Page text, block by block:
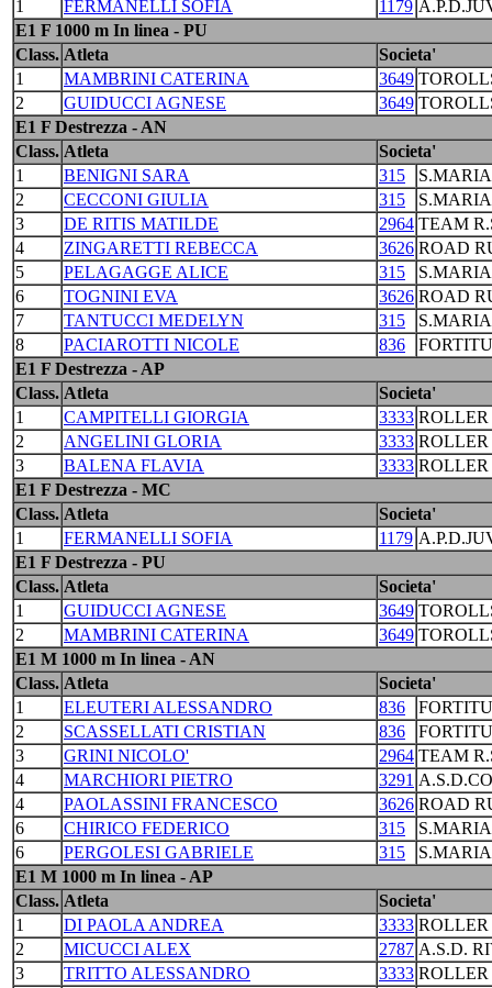
1
FERMANELLI SOFIA 1179
E1 F 1000 m In linea - PU
Class. Atleta
Societa'
1
MAMBRINI CATERINA 3649
2
GUIDUCCI AGNESE 3649
E1 F Destrezza - AN
Class. Atleta
Societa'
1
BENIGNI SARA 315
2
CECCONI GIULIA 315
3
DE RITIS MATILDE 2964 TEAM
4
ZINGARETTI REBECCA 3626 ROAD
5
PELAGAGGE ALICE 315
6
TOGNINI EVA 3626 ROAD
7
TANTUCCI MEDELYN 315
8
PACIAROTTI NICOLE 836
E1 F Destrezza - AP
Class. Atleta
Societa'
1
CAMPITELLI GIORGIA 3333 ROLLER
2
ANGELINI GLORIA 3333 ROLLER
3
BALENA FLAVIA 3333 ROLLER
E1 F Destrezza - MC
Class. Atleta
Societa'
1
FERMANELLI SOFIA 1179
E1 F Destrezza - PU
Class. Atleta
Societa'
1
GUIDUCCI AGNESE 3649
2
MAMBRINI CATERINA 3649
E1 M 1000 m In linea - AN
Class. Atleta
Societa'
1
ELEUTERI ALESSANDRO 836
2
SCASSELLATI CRISTIAN 836
3
GRINI NICOLO' 2964 TEAM
4
MARCHIORI PIETRO 3291
4
PAOLASSINI FRANCESCO 3626 ROAD
6
CHIRICO FEDERICO 315
6
PERGOLESI GABRIELE 315
E1 M 1000 m In linea - AP
Class. Atleta
Societa'
1
DI PAOLA ANDREA 3333 ROLLER
2
MICUCCI ALEX 2787 A.S.D.
3
TRITTO ALESSANDRO 3333 ROLLER